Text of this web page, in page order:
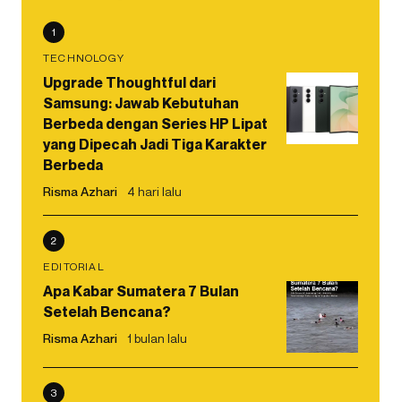
1
TECHNOLOGY
Upgrade Thoughtful dari
Samsung: Jawab Kebutuhan
Berbeda dengan Series HP Lipat
yang Dipecah Jadi Tiga Karakter
Berbeda
Risma Azhari 4 hari lalu
2
EDITORIAL
Apa Kabar Sumatera 7 Bulan
Setelah Bencana?
Risma Azhari 1 bulan lalu
3